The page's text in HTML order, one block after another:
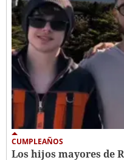
CUMPLEAÑOS
Los hijos mayores de